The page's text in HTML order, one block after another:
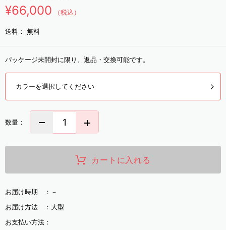
¥66,000 （税込）
送料： 無料
パッケージ未開封に限り、返品・交換可能です。
カラーを選択してください
数量：
カートに入れる
お届け時期 ： －
お届け方法 ： 大型
お支払い方法：